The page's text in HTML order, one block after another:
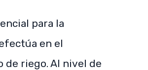
para la
en el
riego. Al nivel de